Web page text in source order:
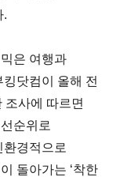
.
은 여행과
닷컴이 올해 전
조사에 따르면
순위로
경적으로
돌아가는 ‘착한